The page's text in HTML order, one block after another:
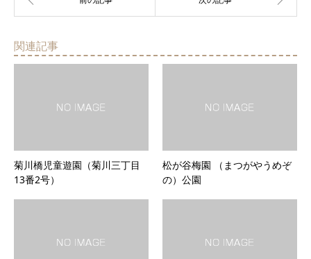
関連記事
菊川橋児童遊園（菊川三丁目
13番2号）
松が谷梅園 （まつがやうめぞ
の）公園